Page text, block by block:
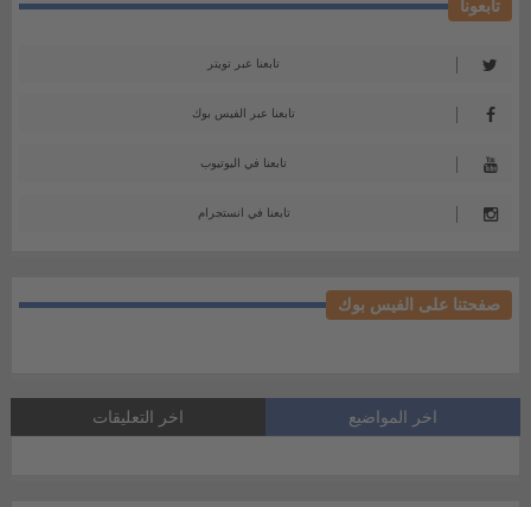
تابعونا
تابعنا عبر تويتر
تابعنا عبر الفيس بوك
تابعنا في اليوتيوب
تابعنا في انستجرام
صفحتنا على الفيس بوك
اخر المواضيع اخر التعليقات